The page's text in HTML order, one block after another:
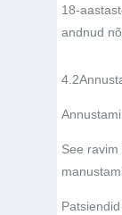
18-
andnud
4.2
See